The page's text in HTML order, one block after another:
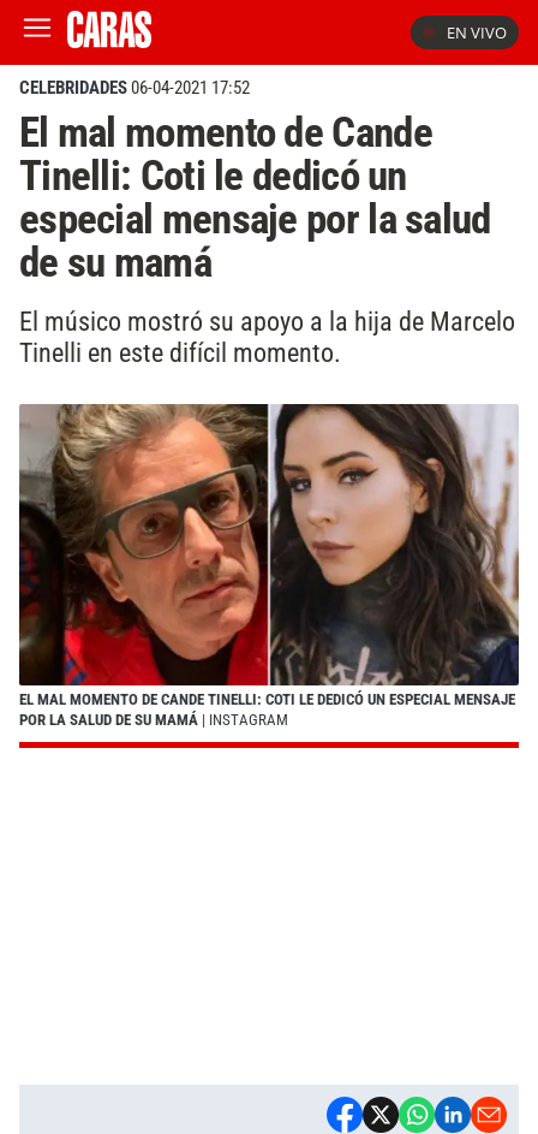
EN VIVO
CELEBRIDADES06-04-2021 17:52
El mal momento de Cande
Tinelli: Coti le dedicó un
especial mensaje por la salud
de su mamá
El músico mostró su apoyo a la hija de Marcelo
Tinelli en este difícil momento.
EL MAL MOMENTO DE CANDE TINELLI: COTI LE DEDICÓ UN ESPECIAL MENSAJE
POR LA SALUD DE SU MAMÁ | INSTAGRAM